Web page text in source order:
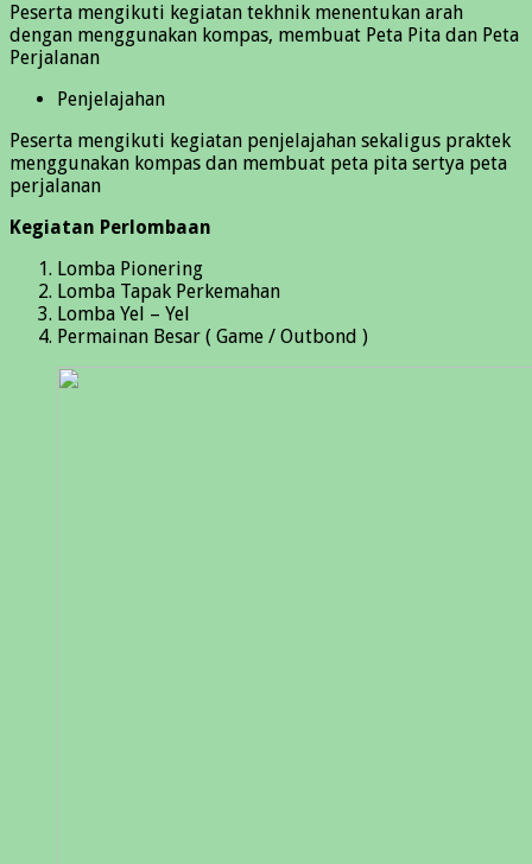
Peserta mengikuti kegiatan tekhnik menentukan arah
dengan menggunakan kompas, membuat Peta Pita dan Peta
Perjalanan
Penjelajahan
Peserta mengikuti kegiatan penjelajahan sekaligus praktek
menggunakan kompas dan membuat peta pita sertya peta
perjalanan
Kegiatan Perlombaan
Lomba Pionering
Lomba Tapak Perkemahan
Lomba Yel – Yel
Permainan Besar ( Game / Outbond )